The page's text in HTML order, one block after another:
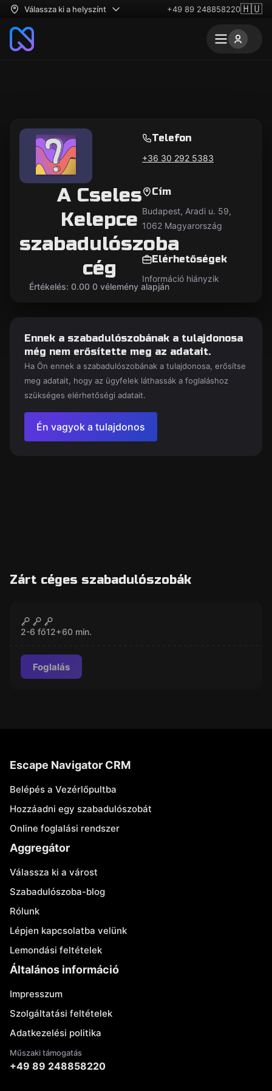
Válassza ki a helyszínt +49 89 248858220🇭🇺
A Cseles
Kelepce
szabadulószoba
cég
Értékelés: 0.00 0 vélemény alapján
Telefon
+36 30 292 5383
Cím
Budapest, Aradi u. 59,
1062 Magyarország
Elérhetőségek
Információ hiányzik
Ennek a szabadulószobának a tulajdonosa
még nem erősítette meg az adatait.
Ha Ön ennek a szabadulószobának a tulajdonosa, erősítse
meg adatait, hogy az ügyfelek láthassák a foglaláshoz
szükséges elérhetőségi adatait.
Én vagyok a tulajdonos
Zárt céges szabadulószobák
Kelepce
2-6 fő12+60 min.
Foglalás
Escape Navigator CRM
Belépés a Vezérlőpultba
Hozzáadni egy szabadulószobát
Online foglalási rendszer
Aggregátor
Válassza ki a várost
Szabadulószoba-blog
Rólunk
Lépjen kapcsolatba velünk
Lemondási feltételek
Általános információ
Impresszum
Szolgáltatási feltételek
Adatkezelési politika
Műszaki támogatás
+49 89 248858220